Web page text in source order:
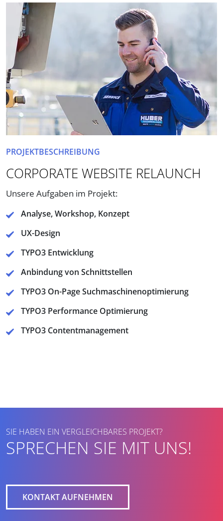
PROJEKTBESCHREIBUNG
CORPORATE WEBSITE RELAUNCH
Unsere Aufgaben im Projekt:
Analyse, Workshop, Konzept
UX-Design
TYPO3 Entwicklung
Anbindung von Schnittstellen
TYPO3 On-Page Suchmaschinenoptimierung
TYPO3 Performance Optimierung
TYPO3 Contentmanagement
SIE HABEN EIN VERGLEICHBARES PROJEKT?
SPRECHEN SIE MIT UNS!
KONTAKT AUFNEHMEN